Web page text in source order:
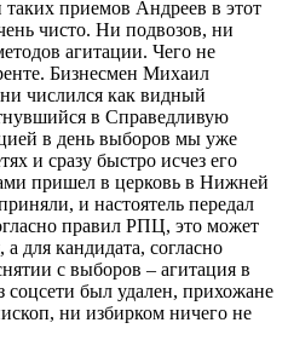
приемов Андреев в этот
чисто. Ни подвозов, ни
агитации. Чего не
Бизнесмен Михаил
числился как видный
в Справедливую
в день выборов мы уже
и сразу быстро исчез его
пришел в церковь в Нижней
и настоятель передал
правил РПЦ, это может
для кандидата, согласно
с выборов – агитация в
соцсети был удален, прихожане
ни избирком ничего не